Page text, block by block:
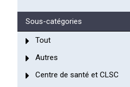
Sous-catégories
Tout
Autres
Centre de santé et CLSC